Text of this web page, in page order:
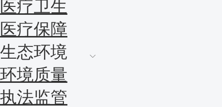
医疗卫生
医疗保障
生态环境
环境质量
执法监管